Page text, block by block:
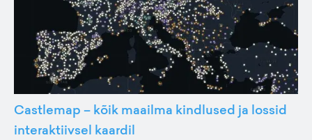
Castlemap – kõik maailma kindlused ja lossid
interaktiivsel kaardil